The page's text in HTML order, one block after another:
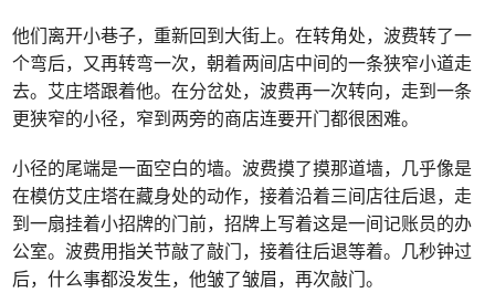
他们离开小巷子，重新回到大街上。在转角处，波费转了一
个弯后，又再转弯一次，朝着两间店中间的一条狭窄小道走
去。艾庄塔跟着他。在分岔处，波费再一次转向，走到一条
更狭窄的小径，窄到两旁的商店连要开门都很困难。
小径的尾端是一面空白的墙。波费摸了摸那道墙，几乎像是
在模仿艾庄塔在藏身处的动作，接着沿着三间店往后退，走
到一扇挂着小招牌的门前，招牌上写着这是一间记账员的办
公室。波费用指关节敲了敲门，接着往后退等着。几秒钟过
后，什么事都没发生，他皱了皱眉，再次敲门。